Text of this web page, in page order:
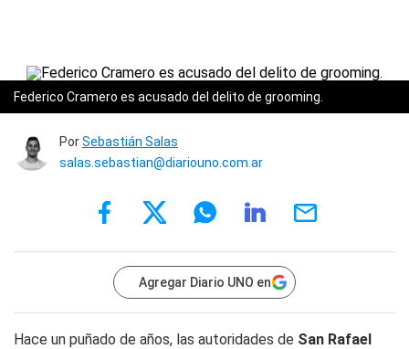
Federico Cramero es acusado del delito de grooming.
PorSebastián Salas
salas.sebastian@diariouno.com.ar
Agregar Diario UNO en
Hace un puñado de años, las autoridades de San Rafael